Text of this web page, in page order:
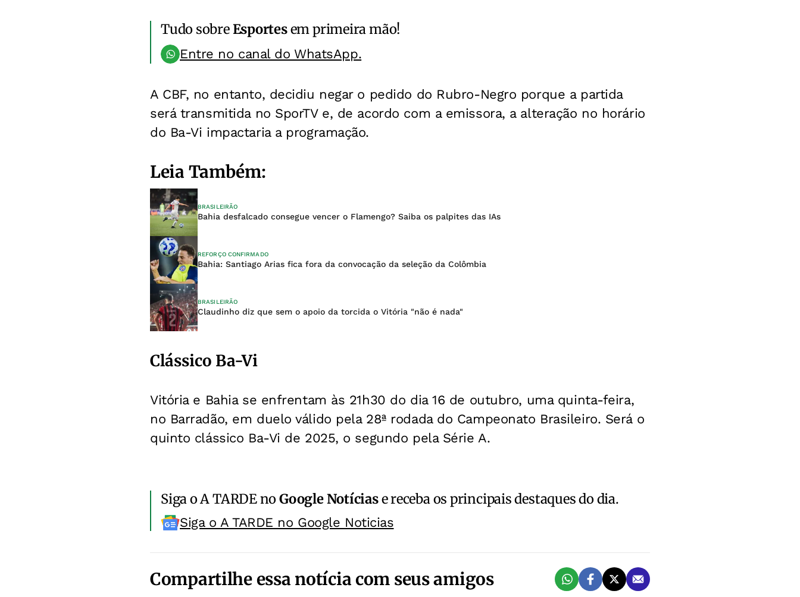
Tudo sobreEsportesem primeira mão!
Entre no canal do WhatsApp.
A CBF, no entanto, decidiu negar o pedido do Rubro-Negro porque a partida
será transmitida no SporTV e, de acordo com a emissora, a alteração no horário
do Ba-Vi impactaria a programação.
Leia Também:
BRASILEIRÃO
Bahia desfalcado consegue vencer o Flamengo? Saiba os palpites das IAs
REFORÇO CONFIRMADO
Bahia: Santiago Arias fica fora da convocação da seleção da Colômbia
BRASILEIRÃO
Claudinho diz que sem o apoio da torcida o Vitória "não é nada"
Clássico Ba-Vi
Vitória e Bahia se enfrentam às 21h30 do dia 16 de outubro, uma quinta-feira,
no Barradão, em duelo válido pela 28ª rodada do Campeonato Brasileiro. Será o
quinto clássico Ba-Vi de 2025, o segundo pela Série A.
Siga o A TARDE noGoogle Notíciase receba os principais destaques do dia.
Siga o A TARDE no Google Noticias
Compartilhe essa notícia com seus amigos